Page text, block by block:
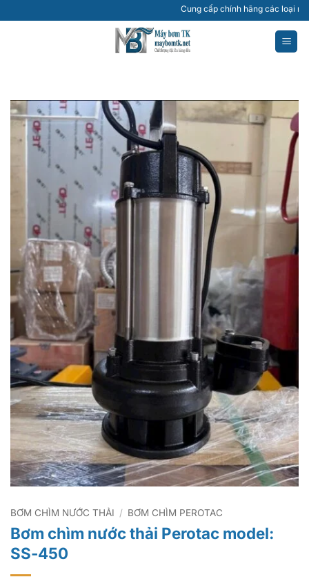
qua
Cung cấp chính hãng các loại máy
BƠM CHÌM NƯỚC THẢI / BƠM CHÌM PEROTAC
Bơm chìm nước thải Perotac model:
SS-450